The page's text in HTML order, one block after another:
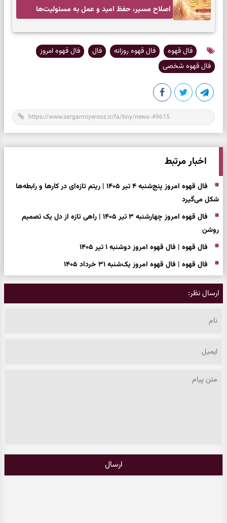
اصلاح مسیر، حفظ امید و عمل به مسئولیت‌ها
فال قهوه فال قهوه روزانه فال
فال قهوه امروز
فال قهوه شخصی
اخبار مرتبط
فال قهوه امروز پنج‌شنبه ۴ تیر ۱۴۰۵ | ریتم تازه‌ای در کارها و رابطه‌ها
شکل می‌گیرد
فال قهوه امروز چهارشنبه ۳ تیر ۱۴۰۵ | راهی تازه از دل یک تصمیم
روشن
فال قهوه | فال قهوه امروز دوشنبه ۱ تیر ۱۴۰۵
فال قهوه | فال قهوه امروز یک‌شنبه ۳۱ خرداد ۱۴۰۵
ارسال نظر:
ارسال